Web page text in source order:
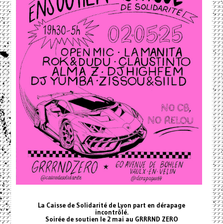
La Caisse de Solidarité de Lyon part en dérapage
incontrôlé.
Soirée de soutien le 2 mai au GRRRND ZERO